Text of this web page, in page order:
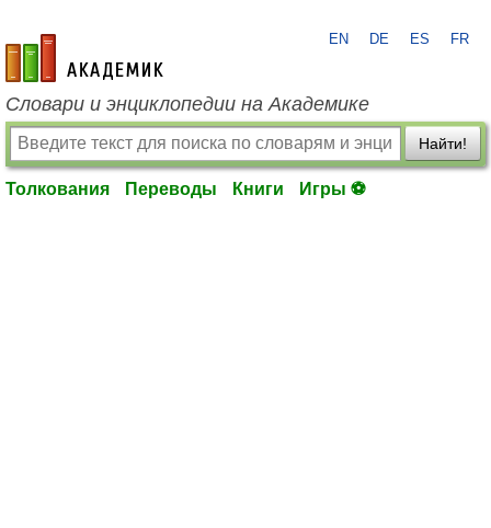
academic.ru
EN DE ES FR
Словари и энциклопедии на Академике
Найти!
Толкования Переводы Книги Игры ⚽